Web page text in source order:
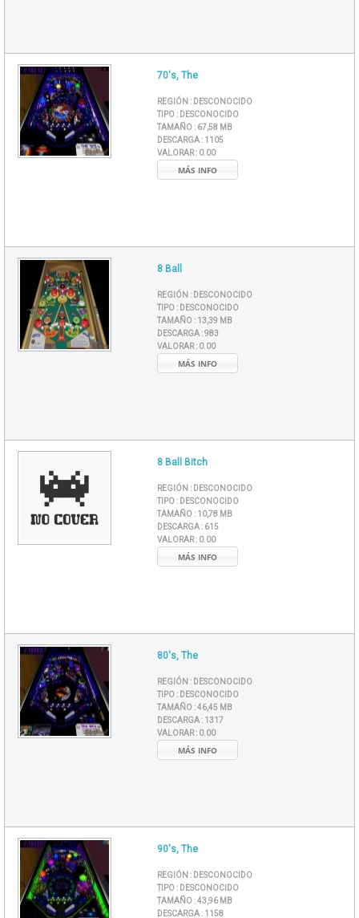
70's, The
REGIÓN : DESCONOCIDO
TIPO : DESCONOCIDO
TAMAÑO : 67,58 MB
DESCARGA : 1105
VALORAR : 0.00
MÁS INFO
8 Ball
REGIÓN : DESCONOCIDO
TIPO : DESCONOCIDO
TAMAÑO : 13,39 MB
DESCARGA :983
VALORAR : 0.00
MÁS INFO
8 Ball Bitch
REGIÓN : DESCONOCIDO
TIPO : DESCONOCIDO
TAMAÑO : 10,78 MB
DESCARGA : 615
VALORAR : 0.00
MÁS INFO
80's, The
REGIÓN : DESCONOCIDO
TIPO : DESCONOCIDO
TAMAÑO :46,45 MB
DESCARGA : 1317
VALORAR : 0.00
MÁS INFO
90's, The
REGIÓN : DESCONOCIDO
TIPO : DESCONOCIDO
TAMAÑO :43,96 MB
DESCARGA : 1158